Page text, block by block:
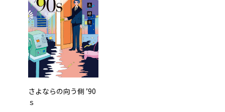
さよならの向う側 ’90
ｓ